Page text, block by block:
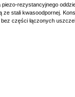
piezo-rezystancyjnego
ze stali kwasoodpornej.
części łączonych